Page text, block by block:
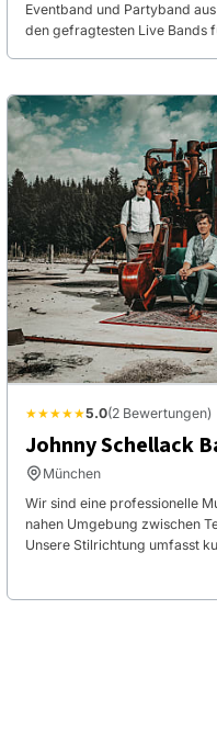
Eventband und Partyband
den gefragtesten Live Bands
★★★★★5.0(2 Bewertungen)
Johnny Schellack
München
Wir sind eine professionelle
nahen Umgebung zwischen
Unsere Stilrichtung umfasst